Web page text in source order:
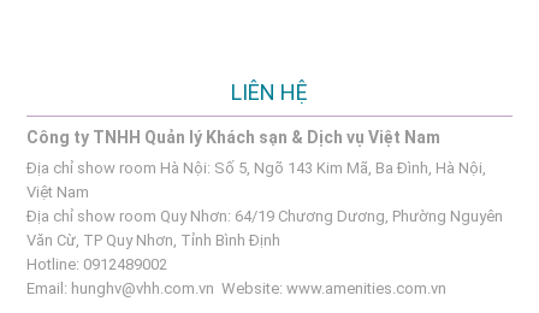
LIÊN HỆ
Công ty TNHH Quản lý Khách sạn & Dịch vụ Việt Nam
Địa chỉ show room Hà Nội: Số 5, Ngõ 143 Kim Mã, Ba Đình, Hà Nội,
Việt Nam
Địa chỉ show room Quy Nhơn: 64/19 Chương Dương, Phường Nguyên
Văn Cừ, TP Quy Nhơn, Tỉnh Bình Định
Hotline: 0912489002
Email: hunghv@vhh.com.vn Website:www.amenities.com.vn